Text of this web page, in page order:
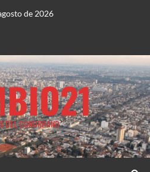
de 2026
DEL CONURBANO